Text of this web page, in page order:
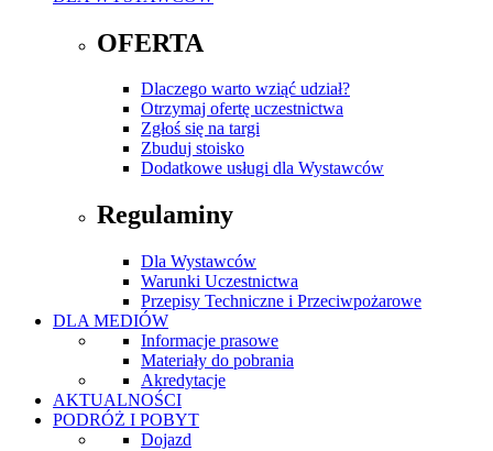
OFERTA
Dlaczego warto wziąć udział?
Otrzymaj ofertę uczestnictwa
Zgłoś się na targi
Zbuduj stoisko
Dodatkowe usługi dla Wystawców
Regulaminy
Dla Wystawców
Warunki Uczestnictwa
Przepisy Techniczne i Przeciwpożarowe
DLA MEDIÓW
Informacje prasowe
Materiały do pobrania
Akredytacje
AKTUALNOŚCI
PODRÓŻ I POBYT
Dojazd